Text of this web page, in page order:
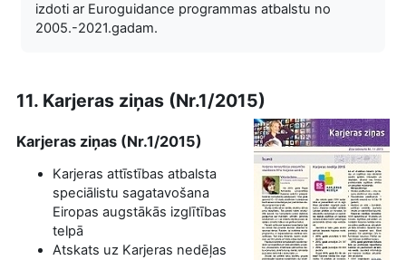
izdoti ar Euroguidance programmas atbalstu no
2005.-2021.gadam.
11. Karjeras ziņas (Nr.1/2015)
Karjeras ziņas (Nr.1/2015)
Karjeras attīstības atbalsta
speciālistu sagatavošana
Eiropas augstākās izglītības
telpā
Atskats uz Karjeras nedēļas